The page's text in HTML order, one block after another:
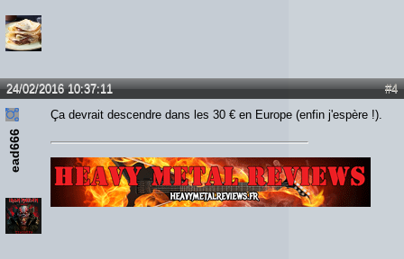
#4
24/02/2016 10:37:11
ead666
Ça devrait descendre dans les 30 € en Europe (enfin j'espère !).